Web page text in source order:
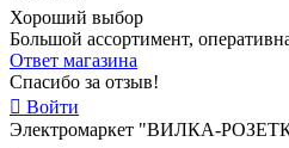
Хороший выбор
Большой ассортимент,
Ответ магазина
Спасибо за отзыв!
Войти
Электромаркет "ВИЛКА-